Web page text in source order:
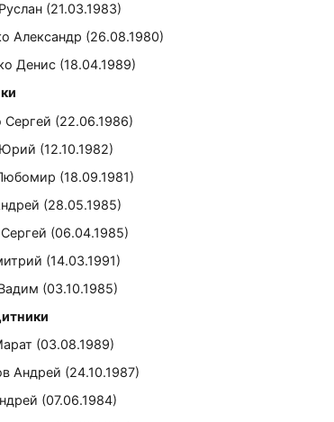
(21.03.1983)
Александр (26.08.1980)
Денис (18.04.1989)
Сергей (22.06.1986)
(12.10.1982)
(18.09.1981)
(28.05.1985)
(06.04.1985)
(14.03.1991)
(03.10.1985)
(03.08.1989)
Андрей (24.10.1987)
(07.06.1984)